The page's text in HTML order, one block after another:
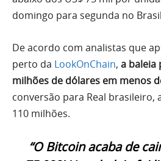
domingo para segunda no
De acordo com analistas que
perto da LookOnChain, a baleia
milhões de dólares em menos
conversão para Real brasileiro,
110 milhões.
“O Bitcoin acaba de